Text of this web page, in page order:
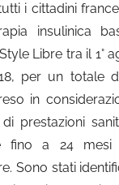
i cittadini
insulinica
Libre tra il 1°
per un totale
in
prestazioni
fino a 24 mesi
Sono stati